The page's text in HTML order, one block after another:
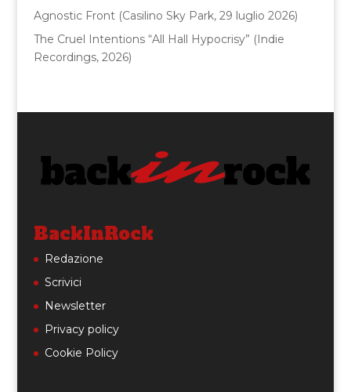
Agnostic Front (Casilino Sky Park, 29 luglio 2026)
The Cruel Intentions “All Hall Hypocrisy” (Indie
Recordings, 2026)
BackInRock
Redazione
Scrivici
Newsletter
Privacy policy
Cookie Policy